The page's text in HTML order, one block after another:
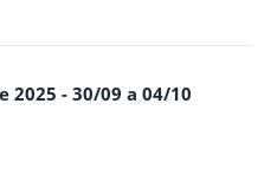
2025 - 30/09 a 04/10